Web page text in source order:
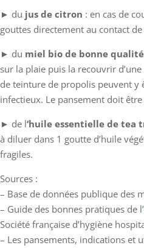
► du jus de citron : en cas de
gouttes directement au contact
► du miel bio de bonne qualité
sur la plaie puis la recouvrir
de teinture de propolis peuvent y
infectieux. Le pansement doit
► de l‘huile essentielle de tea
à diluer dans 1 goutte d’huile
fragiles.
Sources :
– Base de données publique des
– Guide des bonnes pratiques de l’
Société française d’hygiène
– Les pansements, indications et